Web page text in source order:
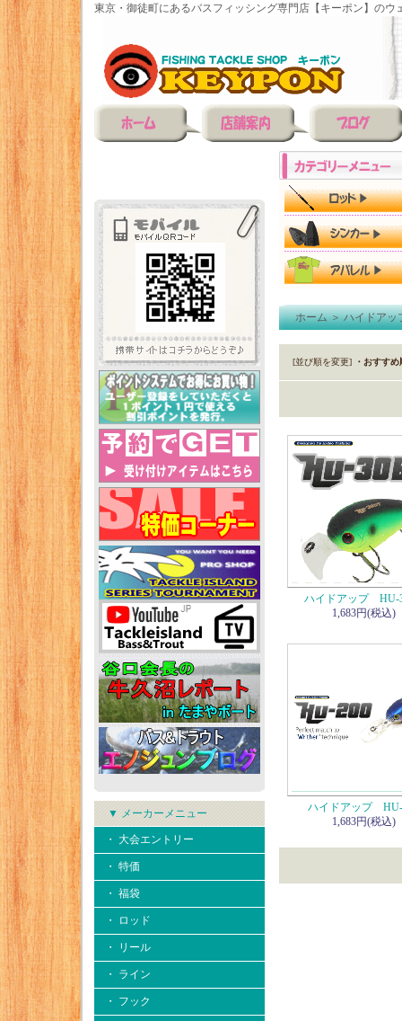
東京・御徒町にあるバスフィッシング専門店【キーポン】のウ
▼ メーカーメニュー
・ 大会エントリー
・ 特価
・ 福袋
・ ロッド
・ リール
・ ライン
・ フック
ホーム＞ハイドアッ
[並び順を変更] ・おすすめ
ハイドアップ HU-
1,683円(税込)
ハイドアップ
1,683円(税込)